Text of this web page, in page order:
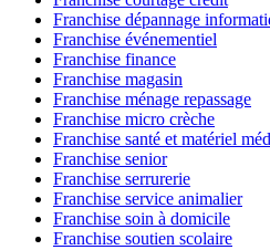
Franchise dépannage
Franchise événementiel
Franchise finance
Franchise magasin
Franchise ménage repassage
Franchise micro crèche
Franchise santé et matériel
Franchise senior
Franchise serrurerie
Franchise service animalier
Franchise soin à domicile
Franchise soutien scolaire